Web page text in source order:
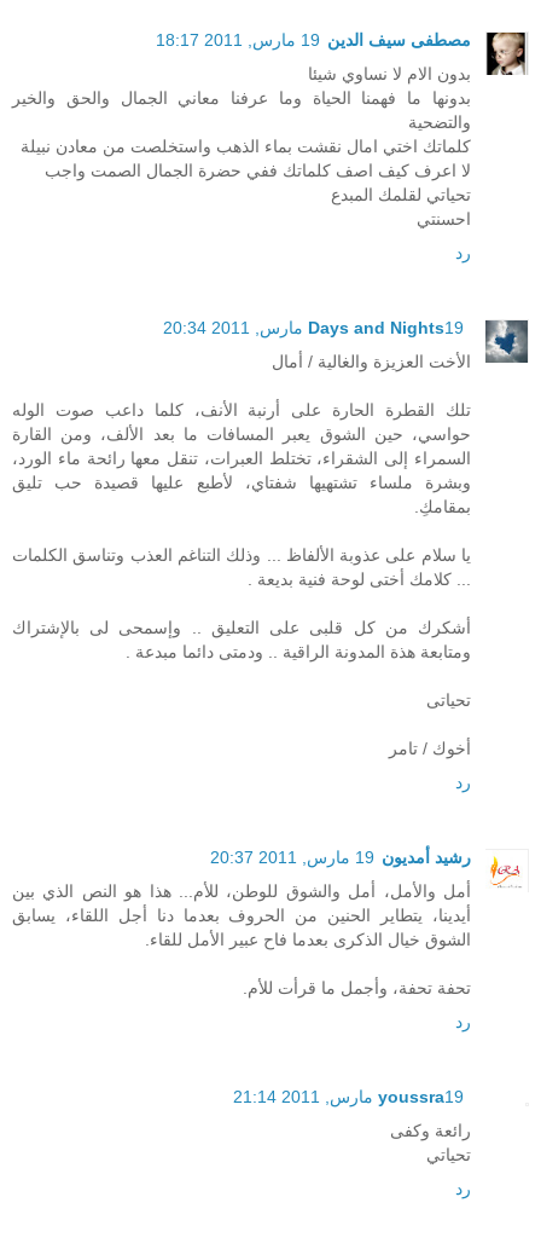
مصطفى سيف الدين 19 مارس, 2011 18:17
بدون الام لا نساوي شيئا
بدونها ما فهمنا الحياة وما عرفنا معاني الجمال والحق والخير
والتضحية
كلماتك اختي امال نقشت بماء الذهب واستخلصت من معادن نبيلة
لا اعرف كيف اصف كلماتك ففي حضرة الجمال الصمت واجب
تحياتي لقلمك المبدع
احسنتي
رد
Days and Nights19 مارس, 2011 20:34
الأخت العزيزة والغالية / أمال
تلك القطرة الحارة على أرنبة الأنف، كلما داعب صوت الوله
حواسي، حين الشوق يعبر المسافات ما بعد الألف، ومن القارة
السمراء إلى الشقراء، تختلط العبرات، تنقل معها رائحة ماء الورد،
وبشرة ملساء تشتهيها شفتاي، لأطبع عليها قصيدة حب تليق
بمقامكِ.
يا سلام على عذوبة الألفاظ ... وذلك التناغم العذب وتناسق الكلمات
... كلامك أختى لوحة فنية بديعة .
أشكرك من كل قلبى على التعليق .. وإسمحى لى بالإشتراك
ومتابعة هذة المدونة الراقية .. ودمتى دائما مبدعة .
تحياتى
أخوك / تامر
رد
رشيد أمديون 19 مارس, 2011 20:37
أمل والأمل، أمل والشوق للوطن، للأم... هذا هو النص الذي بين
أيدينا، يتطاير الحنين من الحروف بعدما دنا أجل اللقاء، يسابق
الشوق خيال الذكرى بعدما فاح عبير الأمل للقاء.
تحفة تحفة، وأجمل ما قرأت للأم.
رد
youssra19 مارس, 2011 21:14
رائعة وكفى
تحياتي
رد